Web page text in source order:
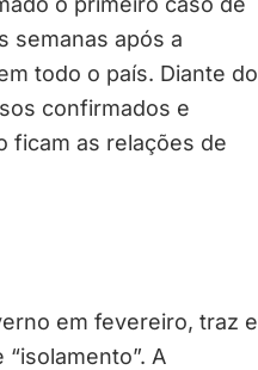
semanas após a
todo o país. Diante do
confirmados e
ficam as relações de
em fevereiro, traz e
A